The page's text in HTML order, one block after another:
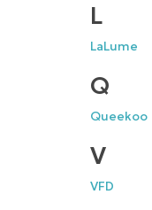
L
LaLume
Q
Queekoo
V
VFD